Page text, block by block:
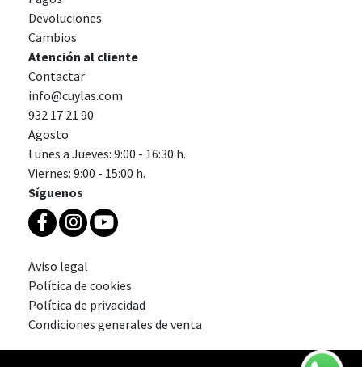
Devoluciones
Cambios
Atención al cliente
Contactar
info@cuylas.com
932 17 21 90
Agosto
Lunes a Jueves: 9:00 - 16:30 h.
Viernes: 9:00 - 15:00 h.
Síguenos
Aviso legal
Política de cookies
Política de privacidad
Condiciones generales de venta